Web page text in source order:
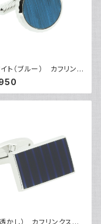
ト（ブルー） カフリンク
1209BR
透かし） カフリンクス